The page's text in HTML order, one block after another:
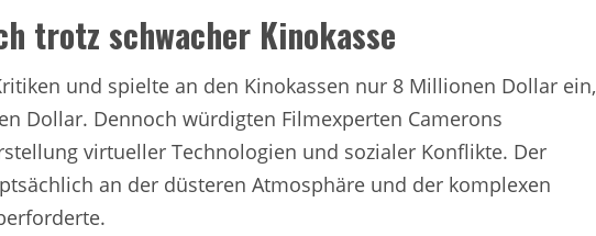
trotz schwacher Kinokasse
und spielte an den Kinokassen nur 8 Millionen Dollar ein,
Dollar. Dennoch würdigten Filmexperten Camerons
virtueller Technologien und sozialer Konflikte. Der
an der düsteren Atmosphäre und der komplexen